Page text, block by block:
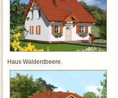
Haus Walderdbeere.